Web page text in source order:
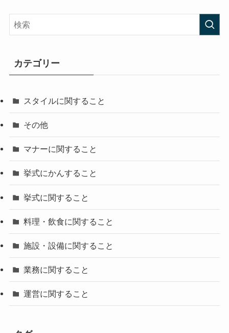
カテゴリー
スタイルに関すること
その他
マナーに関すること
挙式にかんすること
挙式に関すること
料理・飲食に関すること
施設・設備に関すること
業務に関すること
運営に関すること